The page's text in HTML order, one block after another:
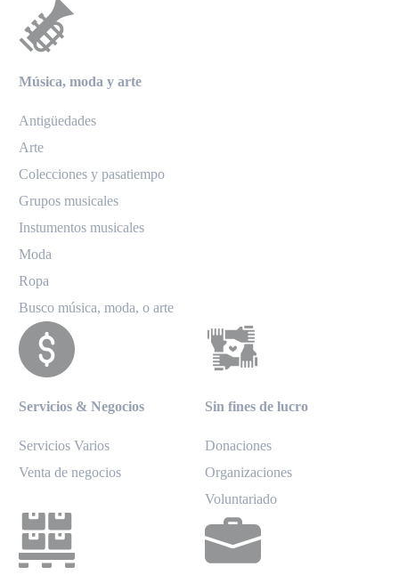
Música, moda y arte
Antigüedades
Arte
Colecciones y pasatiempo
Grupos musicales
Instumentos musicales
Moda
Ropa
Busco música, moda, o arte
Servicios & Negocios
Servicios Varios
Venta de negocios
Sin fines de lucro
Donaciones
Organizaciones
Voluntariado